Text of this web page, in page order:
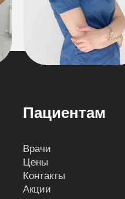
Пациентам
Врачи
Цены
Контакты
Акции